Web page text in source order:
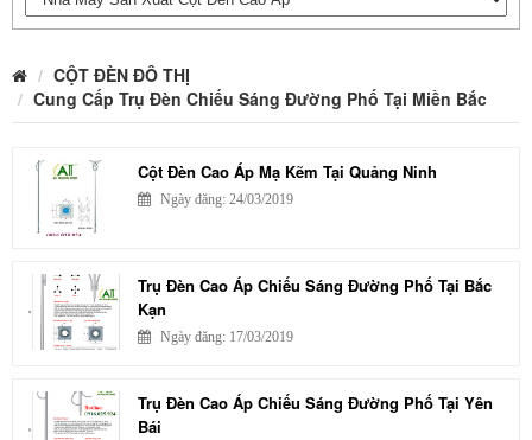
CỘT ĐÈN ĐÔ THỊ
Cung Cấp Trụ Đèn Chiếu Sáng Đường Phố Tại Miền Bắc
Cột Đèn Cao Áp Mạ Kẽm Tại Quảng Ninh
Ngày đăng: 24/03/2019
Trụ Đèn Cao Áp Chiếu Sáng Đường Phố Tại Bắc
Kạn
Ngày đăng: 17/03/2019
Trụ Đèn Cao Áp Chiếu Sáng Đường Phố Tại Yên
Bái